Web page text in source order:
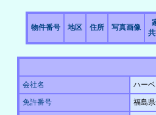
物件番号 地区 住所 写真画像
会社名 ハー
免許番号 福島